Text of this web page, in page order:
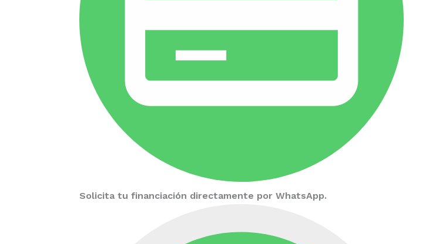
Solicita tu financiación directamente por WhatsApp.